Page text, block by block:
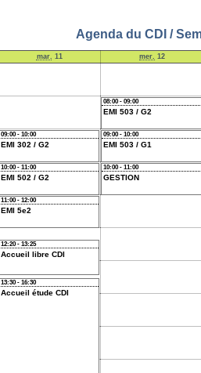
Agenda du CDI /
09:00 - 10:00
EMI 302 / G2
10:00 - 11:00
EMI 502 / G2
11:00 - 12:00
EMI 5e2
12:20 - 13:25
Accueil libre CDI
13:30 - 16:30
Accueil étude CDI
08:00 - 09:00
EMI 503 / G2
09:00 - 10:00
EMI 503 / G1
10:00 - 11:00
GESTION
mar. 11 mer. 12